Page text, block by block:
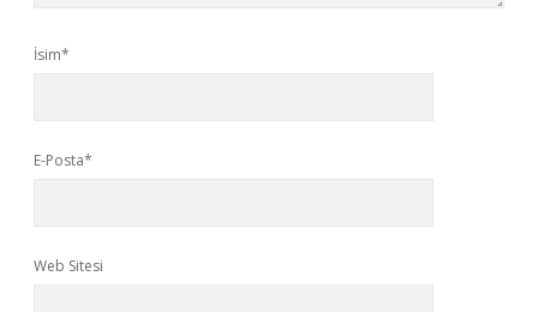
İsim*
E-Posta*
Web Sitesi